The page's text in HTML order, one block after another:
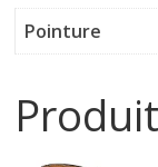
u
s
Pointure